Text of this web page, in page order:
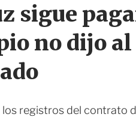
i
o
r
sigue
no dijo
los registros del contrato